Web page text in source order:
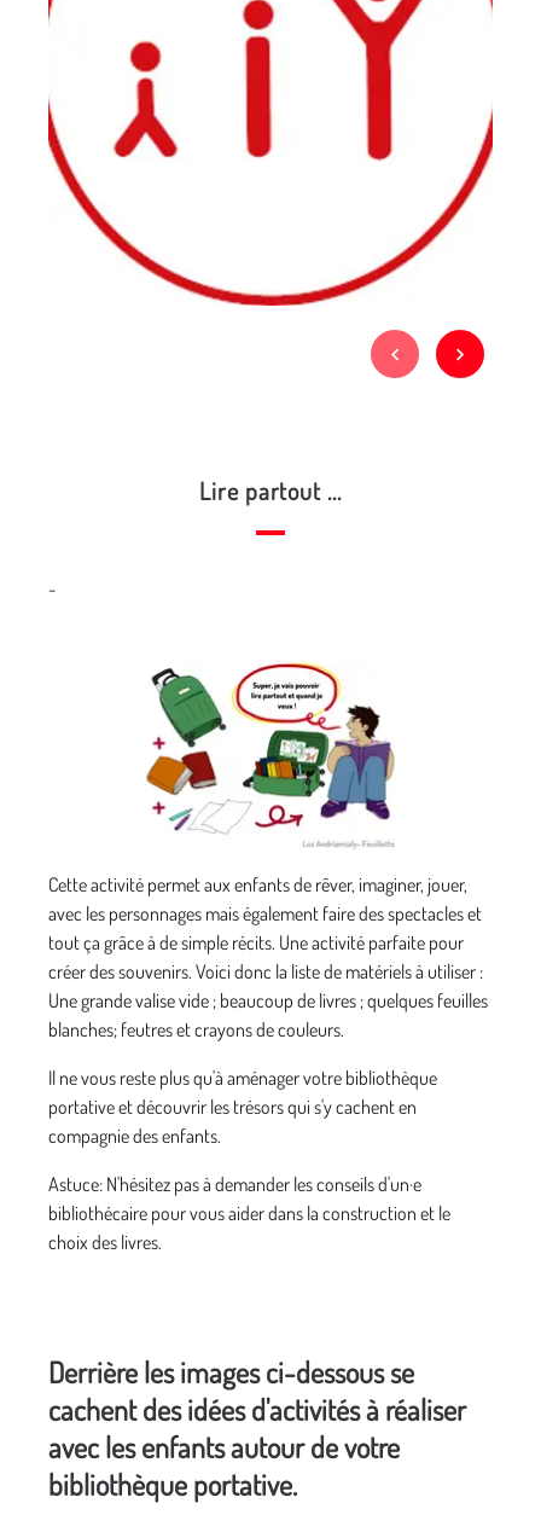
Lire partout ...
-
Cette activité permet aux enfants de rêver, imaginer, jouer,
avec les personnages mais également faire des spectacles et
tout ça grâce à de simple récits. Une activité parfaite pour
créer des souvenirs. Voici donc la liste de matériels à utiliser :
Une grande valise vide ; beaucoup de livres ; quelques feuilles
blanches; feutres et crayons de couleurs.
Il ne vous reste plus qu'à aménager votre bibliothèque
portative et découvrir les trésors qui s'y cachent en
compagnie des enfants.
Astuce: N'hésitez pas à demander les conseils d'un·e
bibliothécaire pour vous aider dans la construction et le
choix des livres.
Derrière les images ci-dessous se
cachent des idées d'activités à réaliser
avec les enfants autour de votre
bibliothèque portative.